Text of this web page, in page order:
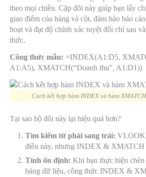
theo mọi chiều. Cặp đôi này giúp bạn lấy
giao điểm của hàng và cột, đảm bảo báo
hoạt và đạt độ chính xác tuyệt đối chỉ sau
thức.
Công thức mẫu: =INDEX(A1:D5,
A1:A5), XMATCH(“Doanh thu”, A1:D1))
Cách kết hợp hàm INDEX và hàm
Tại sao bộ đôi này lại hiệu quả hơn?
Tìm kiếm từ phải sang trái:
điều này, nhưng INDEX & XMATCH
Tính ổn định: Khi bạn thực hiện
bảng dữ liệu, công thức INDEX &